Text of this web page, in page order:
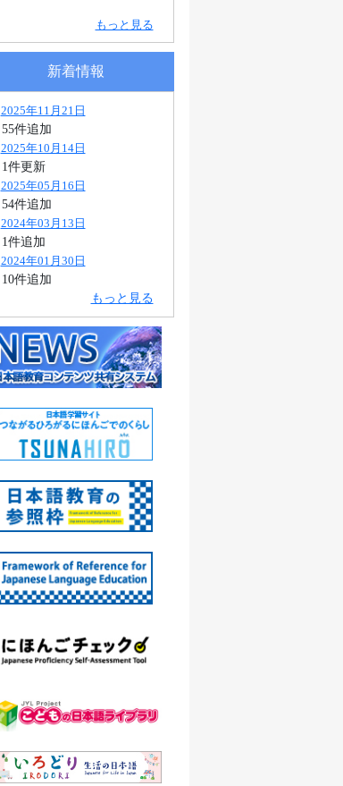
もっと見る
新着情報
2025年11月21日
55件追加
2025年10月14日
1件更新
2025年05月16日
54件追加
2024年03月13日
1件追加
2024年01月30日
10件追加
もっと見る